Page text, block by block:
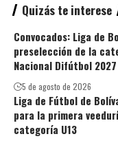
Quizás te interese
Convocados: Liga de
preselección de la
Nacional Difútbol 2027
5 de agosto de 2026
Liga de Fútbol de
para la primera
categoría U13